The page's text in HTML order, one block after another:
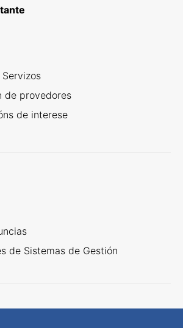
de provedores
de interese
de Sistemas de Gestión